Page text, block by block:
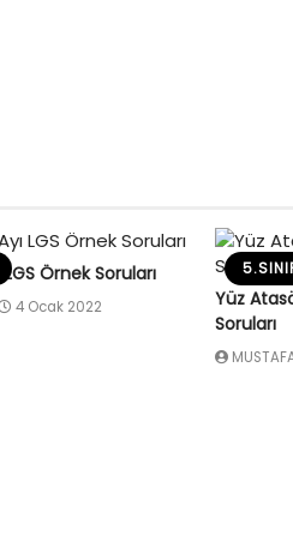
Örnek Soruları
4 Ocak 2022
Yüz
Soruları